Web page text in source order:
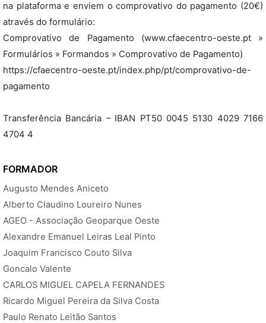
na plataforma e enviem o comprovativo do pagamento (20€)
através do formulário:
Comprovativo de Pagamento (www.cfaecentro-oeste.pt »
Formulários » Formandos » Comprovativo de Pagamento)
https://cfaecentro-oeste.pt/index.php/pt/comprovativo-de-
pagamento
Transferência Bancária – IBAN PT50 0045 5130 4029 7166
4704 4
FORMADOR
Augusto Mendes Aniceto
Alberto Claudino Loureiro Nunes
AGEO - Associação Geoparque Oeste
Alexandre Emanuel Leiras Leal Pinto
Joaquim Francisco Couto Silva
Goncalo Valente
CARLOS MIGUEL CAPELA FERNANDES
Ricardo Miguel Pereira da Silva Costa
Paulo Renato Leitão Santos